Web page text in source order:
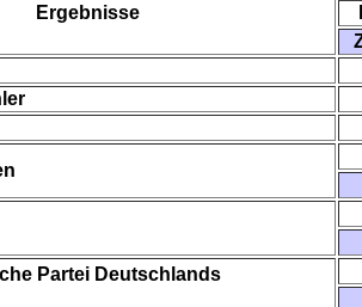
Ergebnisse
Partei Deutschlands